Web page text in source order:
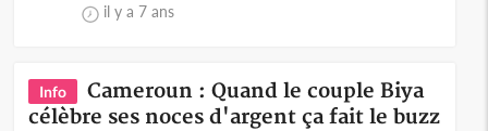
il y a 7 ans
Info
Cameroun : Quand le couple Biya
célèbre ses noces d'argent ça fait le buzz